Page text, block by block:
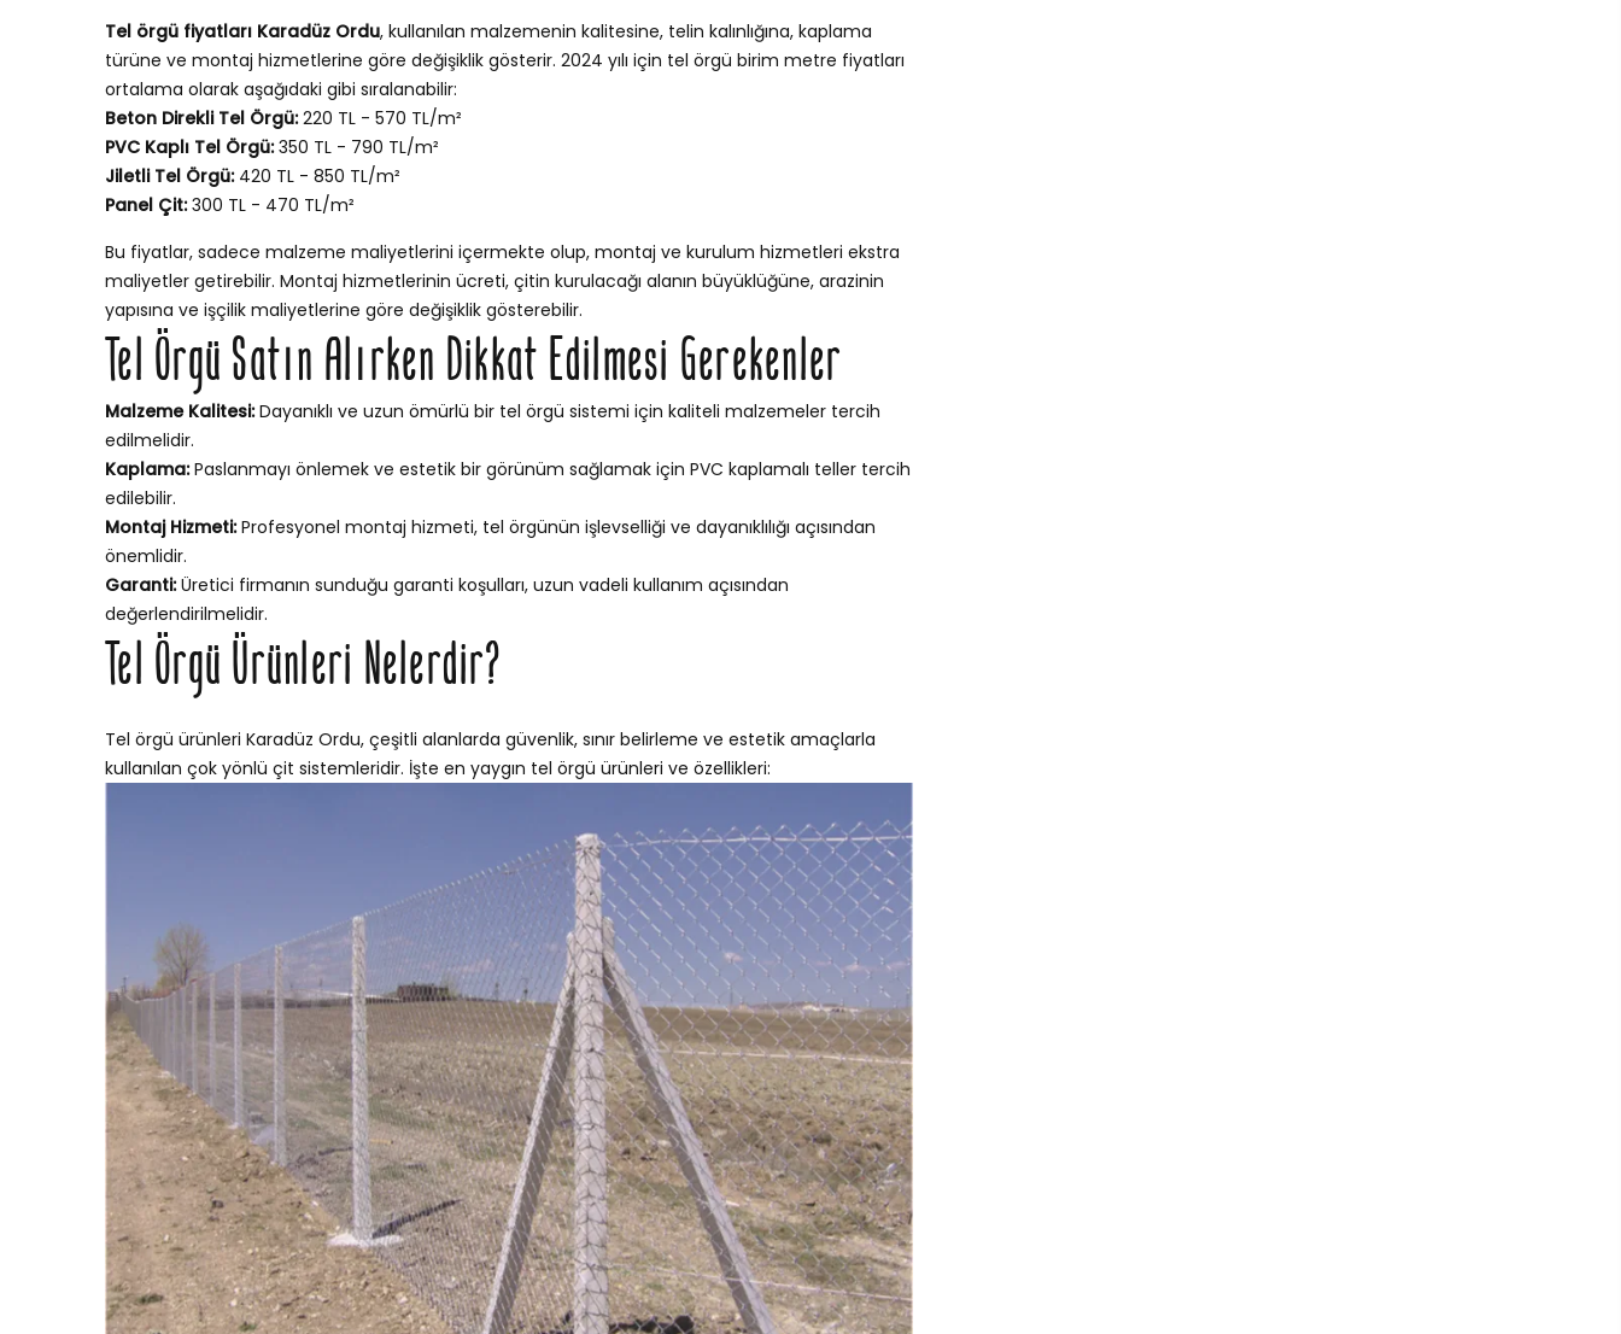
Tel örgü fiyatları Karadüz Ordu, kullanılan malzemenin kalitesine, telin kalınlığına, kaplama
türüne ve montaj hizmetlerine göre değişiklik gösterir. 2024 yılı için tel örgü birim metre fiyatları
ortalama olarak aşağıdaki gibi sıralanabilir:
Beton Direkli Tel Örgü:220 TL - 570 TL/m²
PVC Kaplı Tel Örgü:350 TL - 790 TL/m²
Jiletli Tel Örgü:420 TL - 850 TL/m²
Panel Çit:300 TL - 470 TL/m²
Bu fiyatlar, sadece malzeme maliyetlerini içermekte olup, montaj ve kurulum hizmetleri ekstra
maliyetler getirebilir. Montaj hizmetlerinin ücreti, çitin kurulacağı alanın büyüklüğüne, arazinin
yapısına ve işçilik maliyetlerine göre değişiklik gösterebilir.
Tel Örgü Satın Alırken Dikkat Edilmesi Gerekenler
Malzeme Kalitesi:Dayanıklı ve uzun ömürlü bir tel örgü sistemi için kaliteli malzemeler tercih
edilmelidir.
Kaplama:Paslanmayı önlemek ve estetik bir görünüm sağlamak için PVC kaplamalı teller tercih
edilebilir.
Montaj Hizmeti:Profesyonel montaj hizmeti, tel örgünün işlevselliği ve dayanıklılığı açısından
önemlidir.
Garanti:Üretici firmanın sunduğu garanti koşulları, uzun vadeli kullanım açısından
değerlendirilmelidir.
Tel Örgü Ürünleri Nelerdir?
Tel örgü ürünleri Karadüz Ordu, çeşitli alanlarda güvenlik, sınır belirleme ve estetik amaçlarla
kullanılan çok yönlü çit sistemleridir. İşte en yaygın tel örgü ürünleri ve özellikleri: